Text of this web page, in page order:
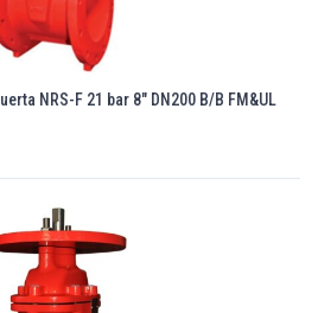
NRS-F 21 bar 8″ DN200 B/B FM&UL